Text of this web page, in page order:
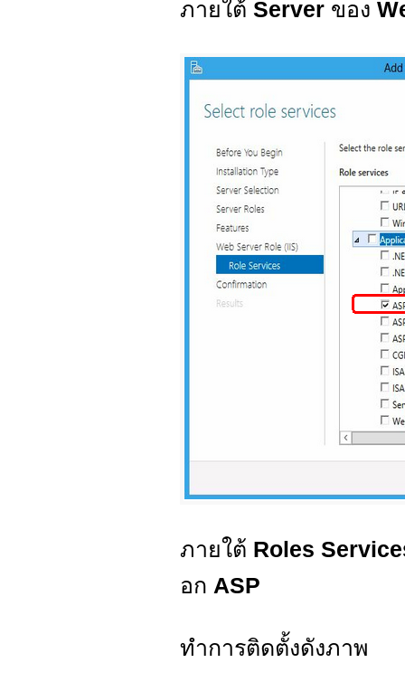
ภายใต้ Server ของ
ภายใต้ Roles
อก ASP
ทำการติดตั้งดังภาพ